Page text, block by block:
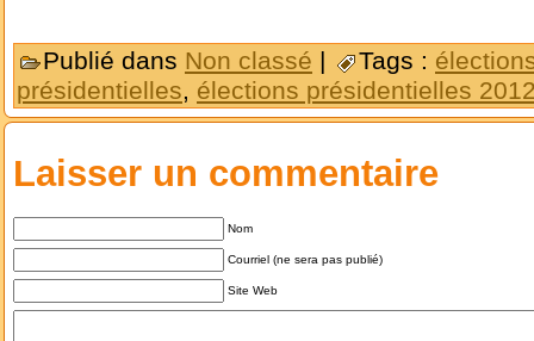
Publié dans Non classé | Tags :
présidentielles, élections présidentielles
Laisser un commentaire
Nom
Courriel (ne sera pas publié)
Site Web